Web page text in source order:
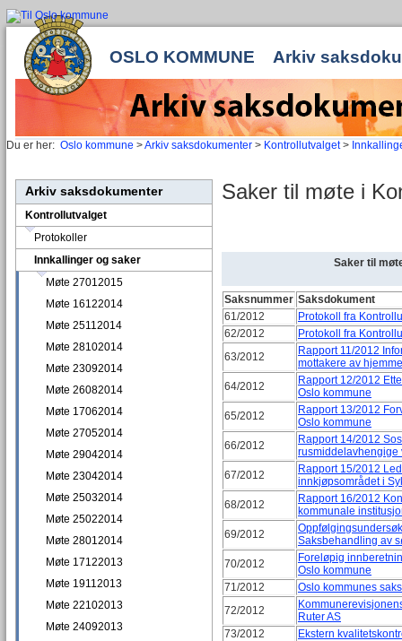
OSLO KOMMUNE Arkiv
Du er her: Oslo kommune >Arkiv saksdokumenter > Kontrollutvalget>
Arkiv saksdokumenter
Kontrollutvalget
Protokoller
Innkallinger og saker
Møte 27012015
Møte 16122014
Møte 25112014
Møte 28102014
Møte 23092014
Møte 26082014
Møte 17062014
Møte 27052014
Møte 29042014
Møte 23042014
Møte 25032014
Møte 25022014
Møte 28012014
Møte 17122013
Møte 19112013
Møte 22102013
Møte 24092013
Saker til møte i
Saker til
Saksnummer Saksdokument
61/2012
Protokoll fra
62/2012
Protokoll fra
63/2012
Rapport 11/2012
mottakere av
64/2012
Rapport 12/2012
Oslo kommune
65/2012
Rapport 13/2012
Oslo kommune
66/2012
Rapport 14/2012
67/2012
Rapport 15/2012
innkjøpsområdet i
68/2012
Rapport 16/2012
kommunale
69/2012
Saksbehandling av
70/2012
Foreløpig
Oslo kommune
71/2012
Oslo kommunes
72/2012
Ruter AS
73/2012
Ekstern